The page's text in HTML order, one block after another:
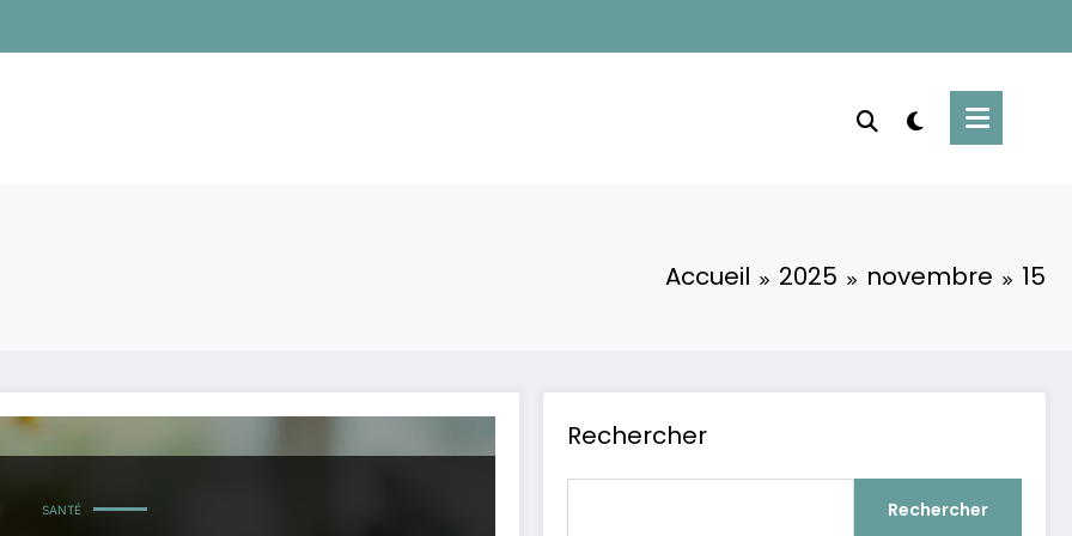
Accueil 2025 novembre 15
SANTÉ
Rechercher
Rechercher